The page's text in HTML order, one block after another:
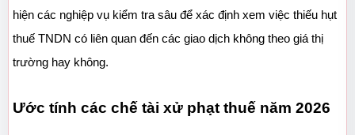
hiện các nghiệp vụ kiểm tra sâu để xác định xem việc thiếu hụt
thuế TNDN có liên quan đến các giao dịch không theo giá thị
trường hay không.
Ước tính các chế tài xử phạt thuế năm 2026